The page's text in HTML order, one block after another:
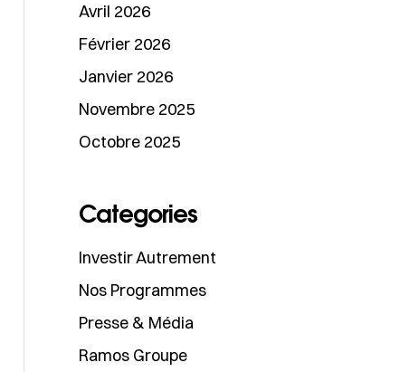
Avril 2026
Février 2026
Janvier 2026
Novembre 2025
Octobre 2025
Categories
Investir Autrement
Nos Programmes
Presse & Média
Ramos Groupe